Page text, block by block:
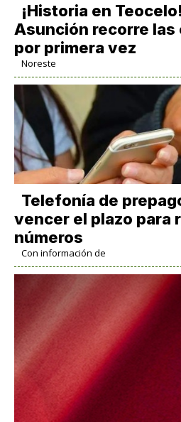
​¡Historia en
Asunción recorre las
por primera vez
Noreste
Telefonía de
vencer el plazo para
números
Con información de